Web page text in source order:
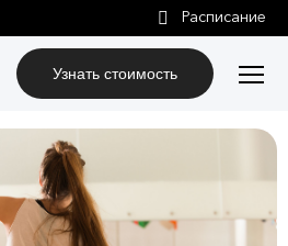
Узнать стоимость